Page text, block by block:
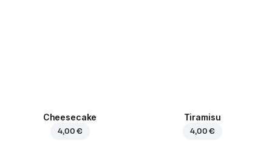
Cheesecake
4,00 €
Tiramisu
4,00 €